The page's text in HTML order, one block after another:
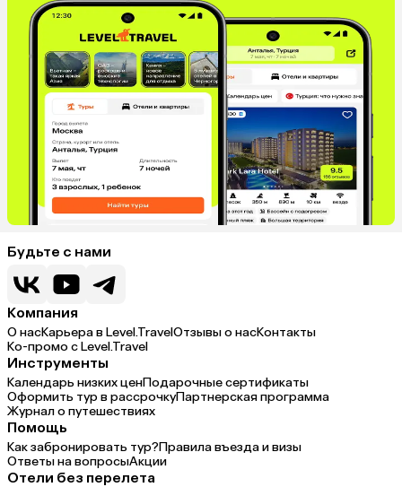
Будьте с нами
Компания
О насКарьера в Level.TravelОтзывы о насКонтакты
Ко-промо с Level.Travel
Инструменты
Календарь низких ценПодарочные сертификаты
Оформить тур в рассрочкуПартнерская программа
Журнал о путешествиях
Помощь
Как забронировать тур?Правила въезда и визы
Ответы на вопросыАкции
Отели без перелета